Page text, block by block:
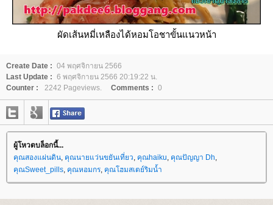
ผัดเส้นหมี่เหลืองได้หอมโอชาขั้นแนวหน้า
Create Date : 04 พฤศจิกายน 2566
Last Update : 6 พฤศจิกายน 2566 20:19:22 น.
Counter :
2242 Pageviews. Comments : 0
ผู้โหวตบล็อกนี้...
คุณสองแผ่นดิน, คุณนายแว่นขยันเที่ยว, คุณhaiku, คุณปัญญา Dh,
คุณSweet_pills, คุณหอมกร, คุณโฮมสเตย์ริมน้ำ